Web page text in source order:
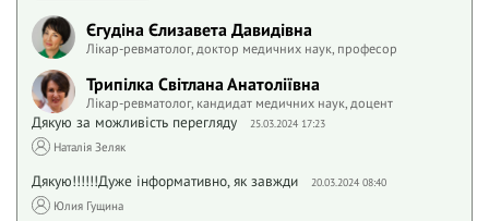
Єгудіна Єлизавета Давидівна
Лікар-ревматолог, доктор медичних наук, професор
Трипілка Світлана Анатоліївна
Лікар-ревматолог, кандидат медичних наук, доцент
Дякую за можливість перегляду 25.03.2024 17:23
Наталія Зеляк
Дякую!!!!!!Дуже інформативно, як завжди 20.03.2024 08:40
Юлия Гущина